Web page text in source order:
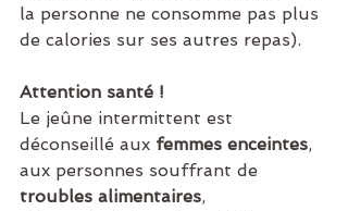
la personne ne consomme pas plus
de calories sur ses autres repas).
Attention santé !
Le jeûne intermittent est
déconseillé aux femmes enceintes,
aux personnes souffrant de
troubles alimentaires,